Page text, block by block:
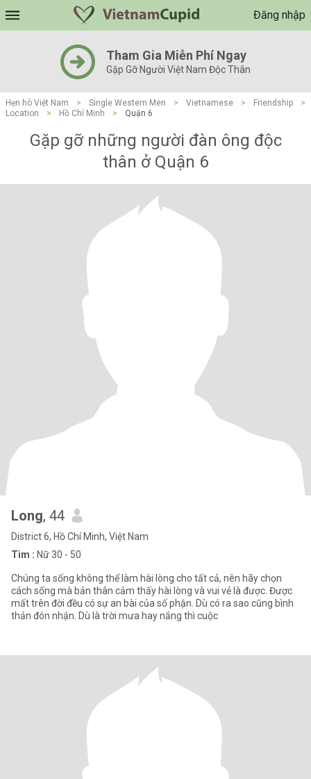
Đăng nhập
Tham Gia Miễn Phí Ngay
Gặp Gỡ Người Việt Nam Độc Thân
Hẹn hò Việt Nam > Single Western Men > Vietnamese > Friendship
>
Location
> Hồ Chí Minh > Quận 6
Gặp gỡ những người đàn ông độc
thân ở Quận 6
Long, 44
District 6, Hồ Chí Minh, Việt Nam
Tìm : Nữ 30 - 50
Chúng ta sống không thể làm hài lòng cho tất cả, nên hãy chọn
cách sống mà bản thân cảm thấy hài lòng và vui vẻ là được. Được
mất trên đời đều có sự an bài của số phận. Dù có ra sao cũng bình
thản đón nhận. Dù là trời mưa hay nắng thì cuộc